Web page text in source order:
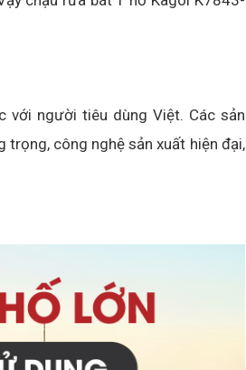
với người tiêu dùng Việt. Các sản
công nghệ sản xuất hiện đại,